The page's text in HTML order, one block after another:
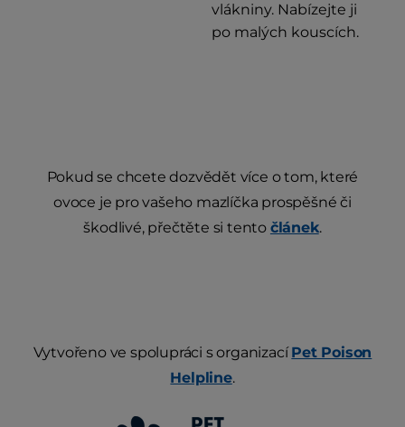
vlákniny. Nabízejte ji
po malých kouscích.
Pokud se chcete dozvědět více o tom, které
ovoce je pro vašeho mazlíčka prospěšné či
škodlivé, přečtěte si tento článek.
Vytvořeno ve spolupráci s organizacíPet Poison
Helpline.